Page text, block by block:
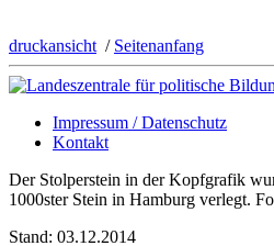
druckansicht / Seitenanfang
Impressum / Datenschutz
Kontakt
Der Stolperstein in der Kopfgrafik
1000ster Stein in Hamburg verlegt.
Stand: 03.12.2014